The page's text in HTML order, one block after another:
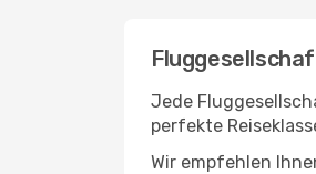
Jede
perfekte
Wir empfehlen